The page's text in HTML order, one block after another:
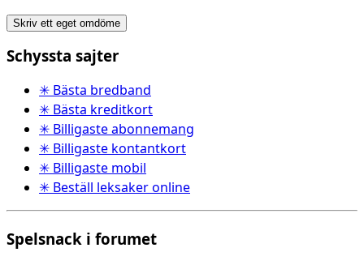
Skriv ett eget omdöme
Schyssta sajter
✳ Bästa bredband
✳ Bästa kreditkort
✳ Billigaste abonnemang
✳ Billigaste kontantkort
✳ Billigaste mobil
✳ Beställ leksaker online
Spelsnack i forumet